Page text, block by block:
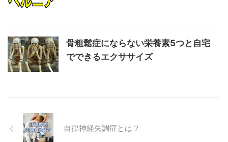
骨粗鬆症にならない栄養素5つと自宅
でできるエクササイズ
自律神経失調症とは？